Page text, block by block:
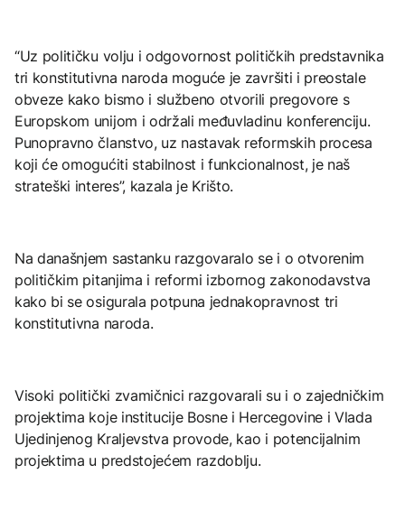
“Uz političku volju i odgovornost političkih predstavnika
tri konstitutivna naroda moguće je završiti i preostale
obveze kako bismo i službeno otvorili pregovore s
Europskom unijom i održali međuvladinu konferenciju.
Punopravno članstvo, uz nastavak reformskih procesa
koji će omogućiti stabilnost i funkcionalnost, je naš
strateški interes”, kazala je Krišto.
Na današnjem sastanku razgovaralo se i o otvorenim
političkim pitanjima i reformi izbornog zakonodavstva
kako bi se osigurala potpuna jednakopravnost tri
konstitutivna naroda.
Visoki politički zvamičnici razgovarali su i o zajedničkim
projektima koje institucije Bosne i Hercegovine i Vlada
Ujedinjenog Kraljevstva provode, kao i potencijalnim
projektima u predstojećem razdoblju.